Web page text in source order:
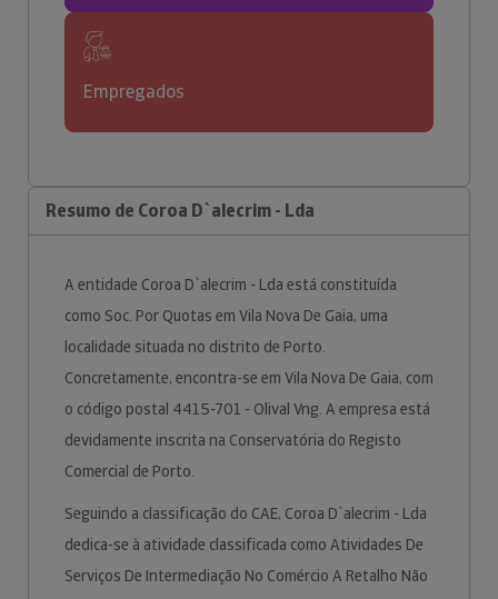
Empregados
Resumo de Coroa D`alecrim - Lda
A entidade Coroa D`alecrim - Lda está constituída
como Soc. Por Quotas em Vila Nova De Gaia, uma
localidade situada no distrito de Porto.
Concretamente, encontra-se em Vila Nova De Gaia, com
o código postal 4415-701 - Olival Vng. A empresa está
devidamente inscrita na Conservatória do Registo
Comercial de Porto.
Seguindo a classificação do CAE, Coroa D`alecrim - Lda
dedica-se à atividade classificada como Atividades De
Serviços De Intermediação No Comércio A Retalho Não